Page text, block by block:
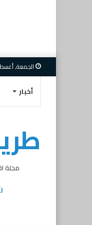
الجمعة, أغسطس 7
أخبار
مجلة